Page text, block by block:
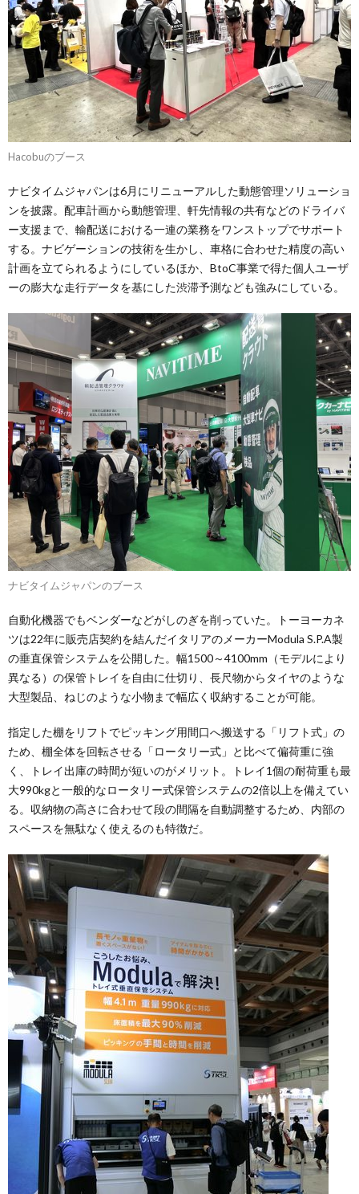
Hacobuのブース
ナビタイムジャパンは6月にリニューアルした動態管理ソリューショ
ンを披露。配車計画から動態管理、軒先情報の共有などのドライバ
ー支援まで、輸配送における一連の業務をワンストップでサポート
する。ナビゲーションの技術を生かし、車格に合わせた精度の高い
計画を立てられるようにしているほか、BtoC事業で得た個人ユーザ
ーの膨大な走行データを基にした渋滞予測なども強みにしている。
ナビタイムジャパンのブース
自動化機器でもベンダーなどがしのぎを削っていた。トーヨーカネ
ツは22年に販売店契約を結んだイタリアのメーカーModula S.P.A製
の垂直保管システムを公開した。幅1500～4100mm（モデルにより
異なる）の保管トレイを自由に仕切り、長尺物からタイヤのような
大型製品、ねじのような小物まで幅広く収納することが可能。
指定した棚をリフトでピッキング用間口へ搬送する「リフト式」の
ため、棚全体を回転させる「ロータリー式」と比べて偏荷重に強
く、トレイ出庫の時間が短いのがメリット。トレイ1個の耐荷重も最
大990kgと一般的なロータリー式保管システムの2倍以上を備えてい
る。収納物の高さに合わせて段の間隔を自動調整するため、内部の
スペースを無駄なく使えるのも特徴だ。